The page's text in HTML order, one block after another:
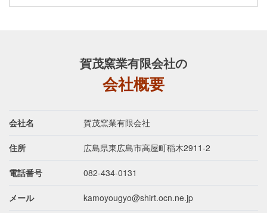
賀茂窯業有限会社の
会社概要
会社名 賀茂窯業有限会社
住所 広島県東広島市高屋町稲木2911-2
電話番号 082-434-0131
メール kamoyougyo@shirt.ocn.ne.jp